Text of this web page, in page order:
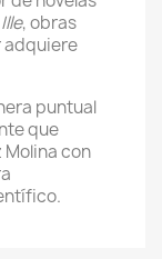
, obras
adquiere
puntual
que
con